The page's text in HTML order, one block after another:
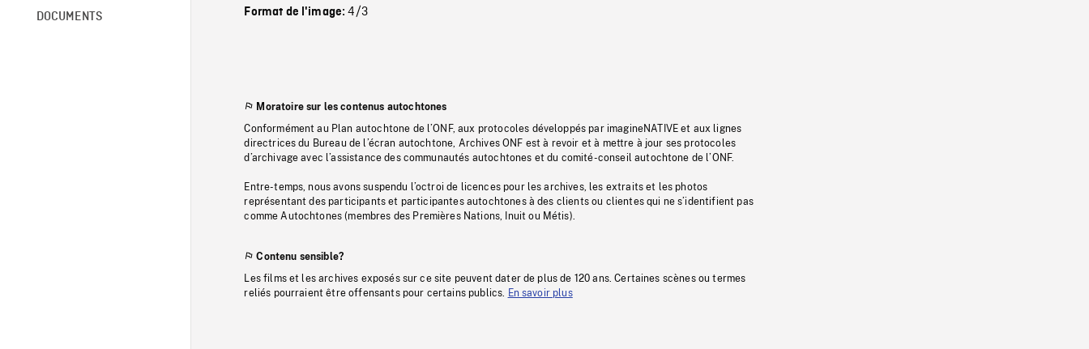
DOCUMENTS
Format de l'image:4/3
Moratoire sur les contenus autochtones
Conformément au Plan autochtone de l’ONF, aux protocoles développés par imagineNATIVE et aux lignes
directrices du Bureau de l’écran autochtone, Archives ONF est à revoir et à mettre à jour ses protocoles
d’archivage avec l’assistance des communautés autochtones et du comité-conseil autochtone de l’ONF.
Entre-temps, nous avons suspendu l’octroi de licences pour les archives, les extraits et les photos
représentant des participants et participantes autochtones à des clients ou clientes qui ne s’identifient pas
comme Autochtones (membres des Premières Nations, Inuit ou Métis).
Contenu sensible?
Les films et les archives exposés sur ce site peuvent dater de plus de 120 ans. Certaines scènes ou termes
reliés pourraient être offensants pour certains publics. En savoir plus